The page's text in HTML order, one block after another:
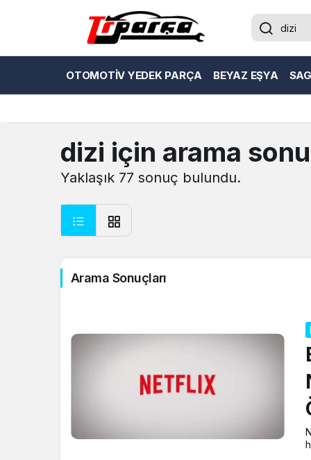
OTOMOTIV YEDEK PARÇA BEYAZ EŞYA
dizi için arama
Yaklaşık 77 sonuç bulundu.
Arama Sonuçları